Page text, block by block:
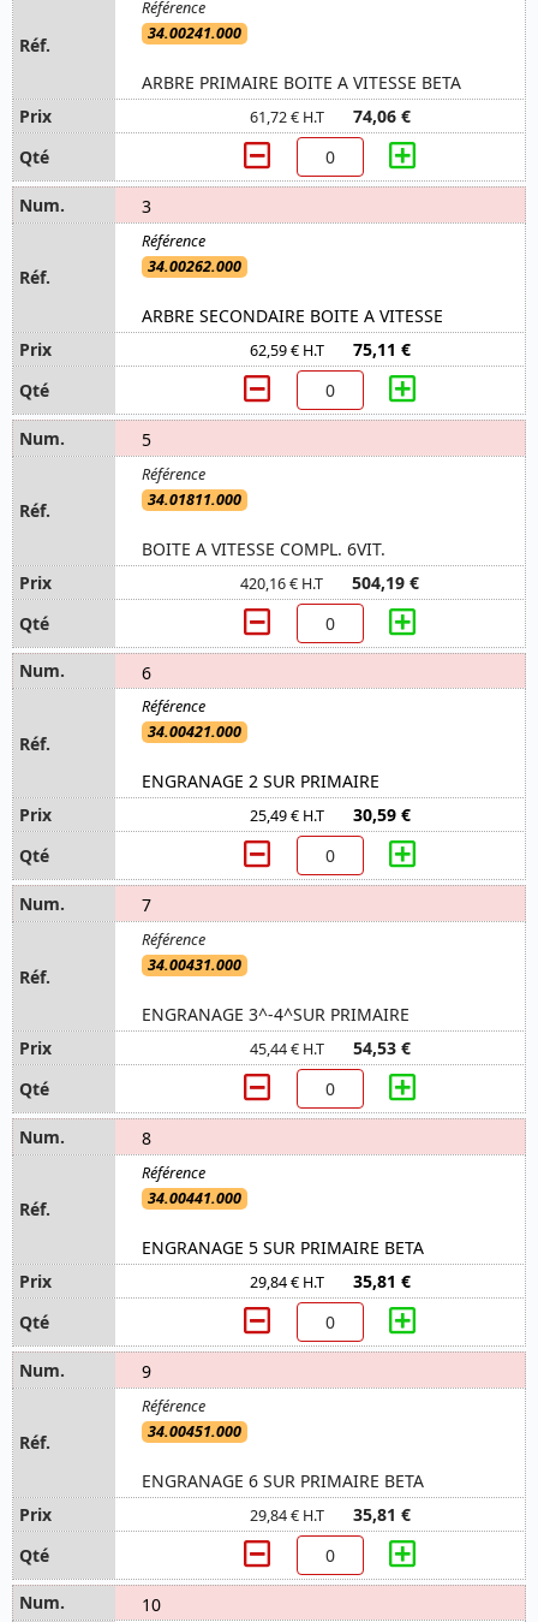
34.00241.000
ARBRE PRIMAIRE BOITE A VITESSE BETA
61,72 € H.T 74,06 €
3
34.00262.000
ARBRE SECONDAIRE BOITE A VITESSE
62,59 € H.T 75,11 €
5
34.01811.000
BOITE A VITESSE COMPL. 6VIT.
420,16 € H.T 504,19 €
6
34.00421.000
ENGRANAGE 2 SUR PRIMAIRE
25,49 € H.T 30,59 €
7
34.00431.000
ENGRANAGE 3^-4^SUR PRIMAIRE
45,44 € H.T 54,53 €
8
34.00441.000
ENGRANAGE 5 SUR PRIMAIRE BETA
29,84 € H.T 35,81 €
9
34.00451.000
ENGRANAGE 6 SUR PRIMAIRE BETA
29,84 € H.T 35,81 €
10